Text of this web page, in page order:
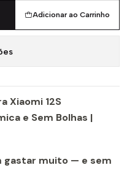
Adicionar ao Carrinho
Xiaomi 12S
e Sem Bolhas |
gastar muito — e sem